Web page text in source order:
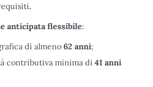
.
anticipata flessibile:
di almeno 62 anni;
contributiva minima di 41 anni